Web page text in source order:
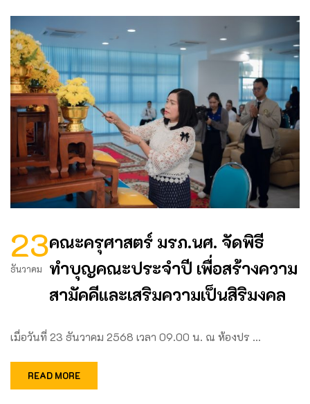
23
ธันวาคม
คณะครุศาสตร์ มรภ.นศ. จัดพิธี
ทำบุญคณะประจำปี เพื่อสร้างความ
สามัคคีและเสริมความเป็นสิริมงคล
เมื่อวันที่ 23 ธันวาคม 2568 เวลา 09.00 น. ณ ห้องปร …
READ MORE